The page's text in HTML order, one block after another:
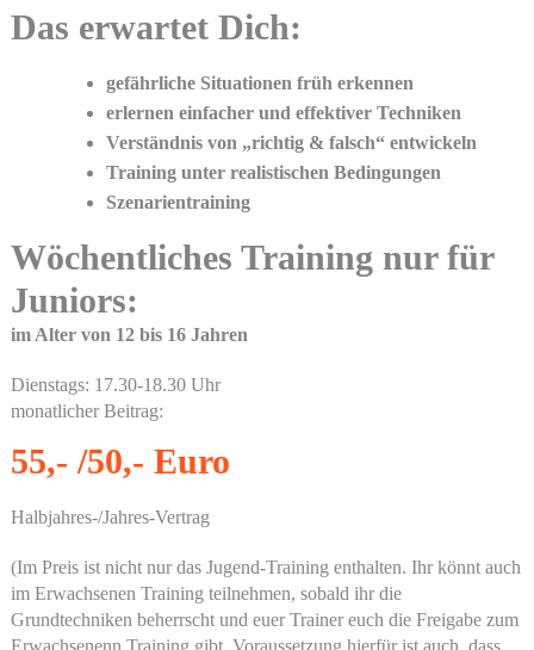
Das erwartet Dich:
gefährliche Situationen früh erkennen
erlernen einfacher und effektiver Techniken
Verständnis von „richtig & falsch“ entwickeln
Training unter realistischen Bedingungen
Szenarientraining
Wöchentliches Training nur für
Juniors:
im Alter von 12 bis 16 Jahren
Dienstags: 17.30-18.30 Uhr
monatlicher Beitrag:
55,- /50,- Euro
Halbjahres-/Jahres-Vertrag
(Im Preis ist nicht nur das Jugend-Training enthalten. Ihr könnt auch
im Erwachsenen Training teilnehmen, sobald ihr die
Grundtechniken beherrscht und euer Trainer euch die Freigabe zum
Erwachsenenn Training gibt. Voraussetzung hierfür ist auch, dass